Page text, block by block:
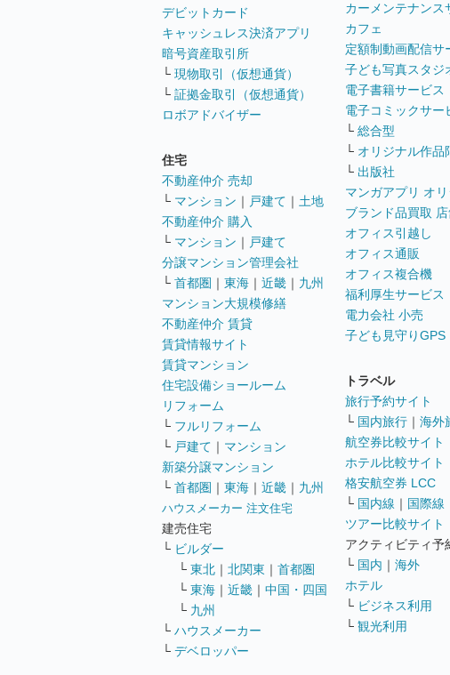
デビットカード
キャッシュレス決済アプリ
暗号資産取引所
└ 現物取引（仮想通貨）
└ 証拠金取引（仮想通貨）
ロボアドバイザー
住宅
不動産仲介 売却
└ マンション ｜ 戸建て ｜ 土地
不動産仲介 購入
└ マンション ｜ 戸建て
分譲マンション管理会社
└ 首都圏 ｜ 東海 ｜ 近畿 ｜ 九州
マンション大規模修繕
不動産仲介 賃貸
賃貸情報サイト
賃貸マンション
住宅設備ショールーム
リフォーム
└ フルリフォーム
└ 戸建て ｜ マンション
新築分譲マンション
└ 首都圏 ｜ 東海 ｜ 近畿 ｜ 九州
ハウスメーカー 注文住宅
建売住宅
└ ビルダー
└ 東北 ｜ 北関東 ｜ 首都圏
└ 東海 ｜ 近畿 ｜ 中国・四国
└ 九州
└ ハウスメーカー
└ デベロッパー
カーメンテナンス
カフェ
定額制動画配信サ
子ども写真スタジ
電子書籍サービス
電子コミックサー
└ 総合型
└ オリジナル作品
└ 出版社
マンガアプリ オ
ブランド品買取
オフィス引越し
オフィス通販
オフィス複合機
福利厚生サービス
電力会社 小売
子ども見守りGPS
トラベル
旅行予約サイト
└ 国内旅行 ｜ 海外
航空券比較サイト
ホテル比較サイト
格安航空券 LCC
└ 国内線 ｜ 国際線
ツアー比較サイト
アクティビティ予
└ 国内 ｜ 海外
ホテル
└ ビジネス利用
└ 観光利用